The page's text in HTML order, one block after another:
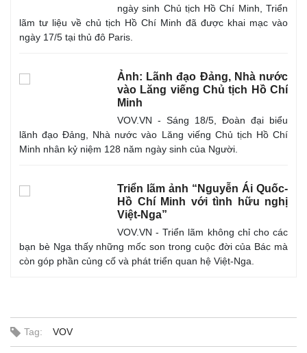
Hồ sơ
E-Magazine
Infographic
ngày sinh Chủ tịch Hồ Chí Minh, Triển
lãm tư liệu về chủ tịch Hồ Chí Minh đã được khai mạc vào
ngày 17/5 tại thủ đô Paris.
Ảnh: Lãnh đạo Đảng, Nhà nước
vào Lăng viếng Chủ tịch Hồ Chí
Minh
VOV.VN - Sáng 18/5, Đoàn đại biểu
lãnh đạo Đảng, Nhà nước vào Lăng viếng Chủ tịch Hồ Chí
Minh nhân kỷ niệm 128 năm ngày sinh của Người.
Triển lãm ảnh “Nguyễn Ái Quốc-
Hồ Chí Minh với tình hữu nghị
Việt-Nga”
VOV.VN - Triển lãm không chỉ cho các
bạn bè Nga thấy những mốc son trong cuộc đời của Bác mà
còn góp phần củng cố và phát triển quan hệ Việt-Nga.
Tag: VOV